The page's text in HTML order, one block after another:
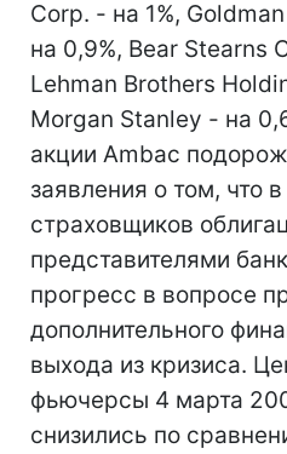
Corp. - на 1%,
на 0,9%, Bear Stearns
Lehman Brothers
Morgan Stanley - на
акции Ambac
заявления о том, что
страховщиков
представителями
прогресс в вопросе
дополнительного
выхода из кризиса.
фьючерсы 4 марта
снизились по